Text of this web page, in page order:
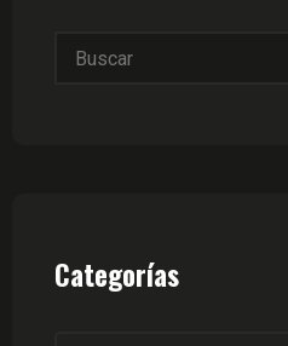
Categorías